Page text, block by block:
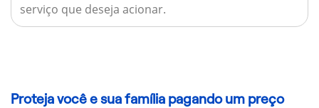
serviço que deseja acionar.
Proteja você e sua família pagando um preço